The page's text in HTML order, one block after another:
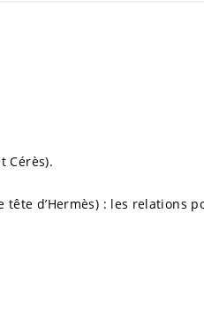
Cérès).
tête d’Hermès) : les relations